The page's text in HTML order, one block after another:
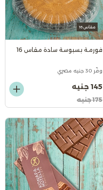
مقاس 16
فورمة بسبوسة سادة مقاس 16
وفّر 30 جنيه مصري
145 جنيه
175 جنيه